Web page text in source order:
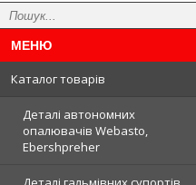
Каталог товарів
Деталі автономних
опалювачів Webasto,
Ebershpreher